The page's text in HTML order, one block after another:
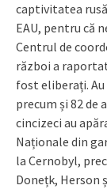
captivitatea
EAU, pentru că
Centrul de
război a
fost eliberați.
precum și 82
cincizeci au
Naționale din
la Cernobyl,
Donețk, Herson